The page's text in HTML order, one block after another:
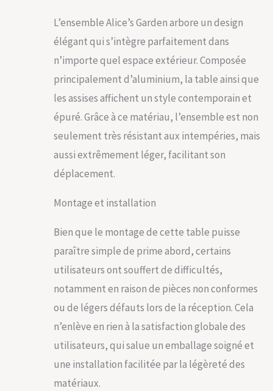
L’ensemble Alice’s Garden arbore un design
élégant qui s’intègre parfaitement dans
n’importe quel espace extérieur. Composée
principalement d’aluminium, la table ainsi que
les assises affichent un style contemporain et
épuré. Grâce à ce matériau, l’ensemble est non
seulement très résistant aux intempéries, mais
aussi extrêmement léger, facilitant son
déplacement.
Montage et installation
Bien que le montage de cette table puisse
paraître simple de prime abord, certains
utilisateurs ont souffert de difficultés,
notamment en raison de pièces non conformes
ou de légers défauts lors de la réception. Cela
n’enlève en rien à la satisfaction globale des
utilisateurs, qui salue un emballage soigné et
une installation facilitée par la légèreté des
matériaux.